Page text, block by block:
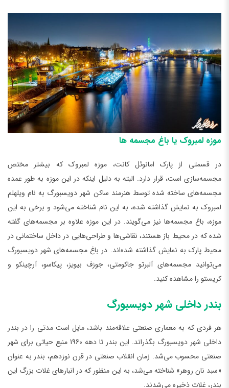
موزه لمبروک یا باغ مجسمه ها
در قسمتی از پارک امانوئل کانت، موزه لمبروک که بیشتر مختص
مجسمه‌سازی است، قرار دارد. البته به دلیل اینکه در این موزه به طور عمده
مجسمه‌های ساخته شده توسط هنرمند ساکن شهر دویسبورگ به نام ویلهلم
لمبروک به نمایش گذاشته شده، به این نام شناخته می‌شود و برخی به این
موزه، باغ مجسمه‌ها نیز می‌گویند. در این موزه علاوه بر مجسمه‌های گفته
شده که در محیط باز هستند، نقاشی‌ها و طراحی‌هایی در داخل ساختمانی در
محیط پارک به نمایش گذاشته شده‌اند. در باغ مجسمه‌های شهر دویسبورگ
می‌توانید مجسمه‌های آلبرتو جاکومتی، جوزف بیویز، پیکاسو، آرچینکو و
کریستو را مشاهده کنید.
بندر داخلی شهر دویسبورگ
هر فردی که به معماری صنعتی علاقه‌مند باشد، مایل است مدتی را در بندر
داخلی شهر دویسبورگ بگذراند. این بندر تا دهه 1960 منبع حیاتی برای شهر
صنعتی محسوب می‌شد. زمان انقلاب صنعتی در قرن نوزدهم، بندر به عنوان
«سبد نان روهر» شناخته می‌شد، به این منظور که در انبارهای غلات بزرگ این
بندر، غلات ذخیره می‌شدند.